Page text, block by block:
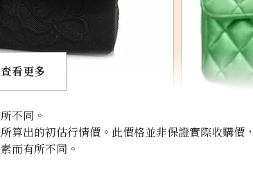
Chanel
查看更多
不同。
算出的初估行情價。此價格並非保證實際收購價
而有所不同。